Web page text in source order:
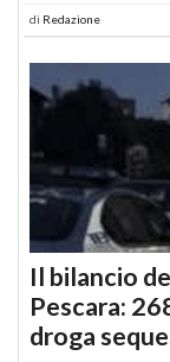
di Redazione
Il bilancio
Pescara:
droga